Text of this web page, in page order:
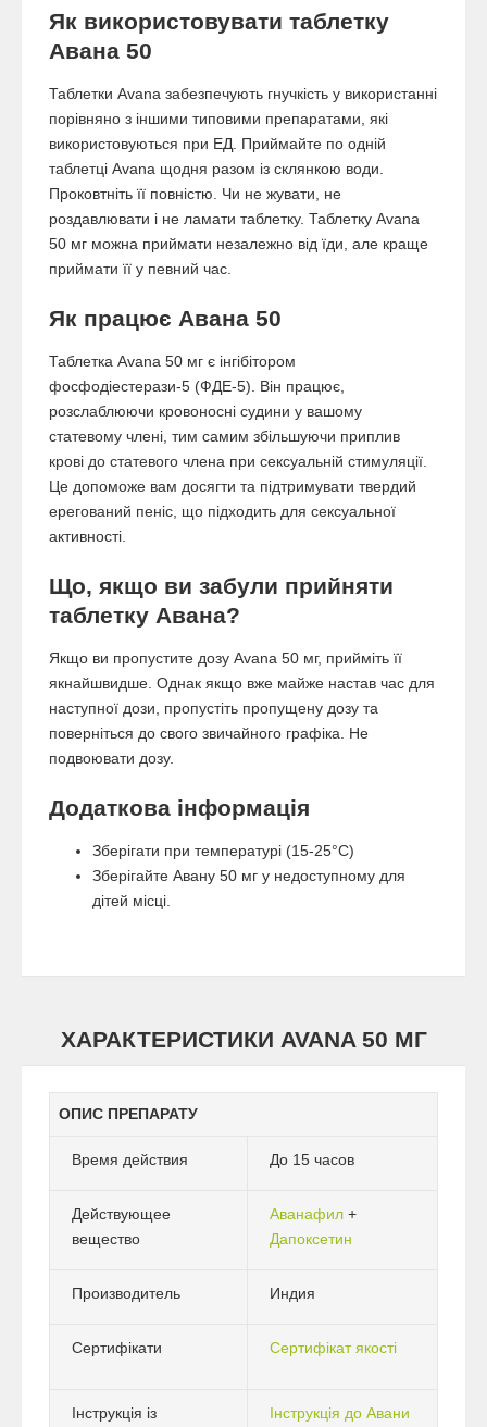
Як використовувати таблетку
Авана 50
Таблетки Avana забезпечують гнучкість у використанні
порівняно з іншими типовими препаратами, які
використовуються при ЕД. Приймайте по одній
таблетці Avana щодня разом із склянкою води.
Проковтніть її повністю. Чи не жувати, не
роздавлювати і не ламати таблетку. Таблетку Avana
50 мг можна приймати незалежно від їди, але краще
приймати її у певний час.
Як працює Авана 50
Таблетка Avana 50 мг є інгібітором
фосфодіестерази-5 (ФДЕ-5). Він працює,
розслаблюючи кровоносні судини у вашому
статевому члені, тим самим збільшуючи приплив
крові до статевого члена при сексуальній стимуляції.
Це допоможе вам досягти та підтримувати твердий
ерегований пеніс, що підходить для сексуальної
активності.
Що, якщо ви забули прийняти
таблетку Авана?
Якщо ви пропустите дозу Avana 50 мг, прийміть її
якнайшвидше. Однак якщо вже майже настав час для
наступної дози, пропустіть пропущену дозу та
поверніться до свого звичайного графіка. Не
подвоювати дозу.
Додаткова інформація
Зберігати при температурі (15-25°C)
Зберігайте Авану 50 мг у недоступному для
дітей місці.
ХАРАКТЕРИСТИКИ AVANA 50 МГ
ОПИС ПРЕПАРАТУ
Время действия До 15 часов
Действующее
вещество
Аванафил +
Дапоксетин
Производитель Индия
Сертифікати Сертифікат якості
Інструкція із
Інструкція до Авани